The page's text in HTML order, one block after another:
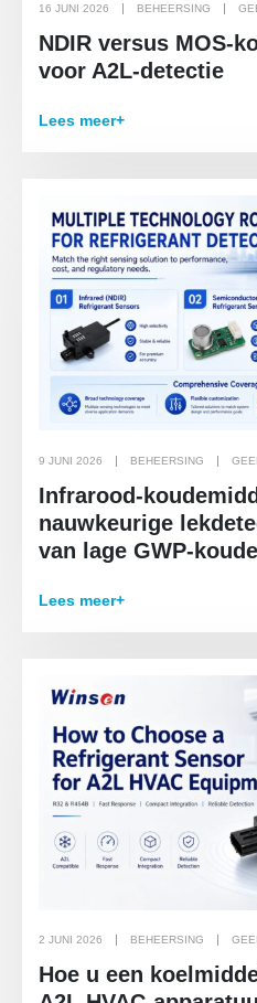
16 JUNI 2026 BEHEERSING
NDIR versus MOS-
voor A2L-detectie
Lees meer+
9 JUNI 2026 BEHEERSING
Infrarood-
nauwkeurige
van lage GWP-
Lees meer+
2 JUNI 2026 BEHEERSING
Hoe u een